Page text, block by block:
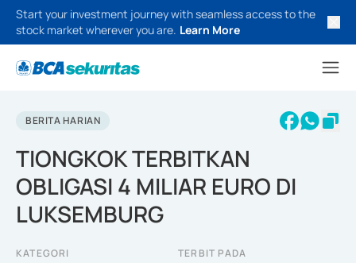
Start your investment journey with seamless access to the
stock market wherever you are. Learn More
BERITA HARIAN
TIONGKOK TERBITKAN
OBLIGASI 4 MILIAR EURO DI
LUKSEMBURG
KATEGORI TERBIT PADA